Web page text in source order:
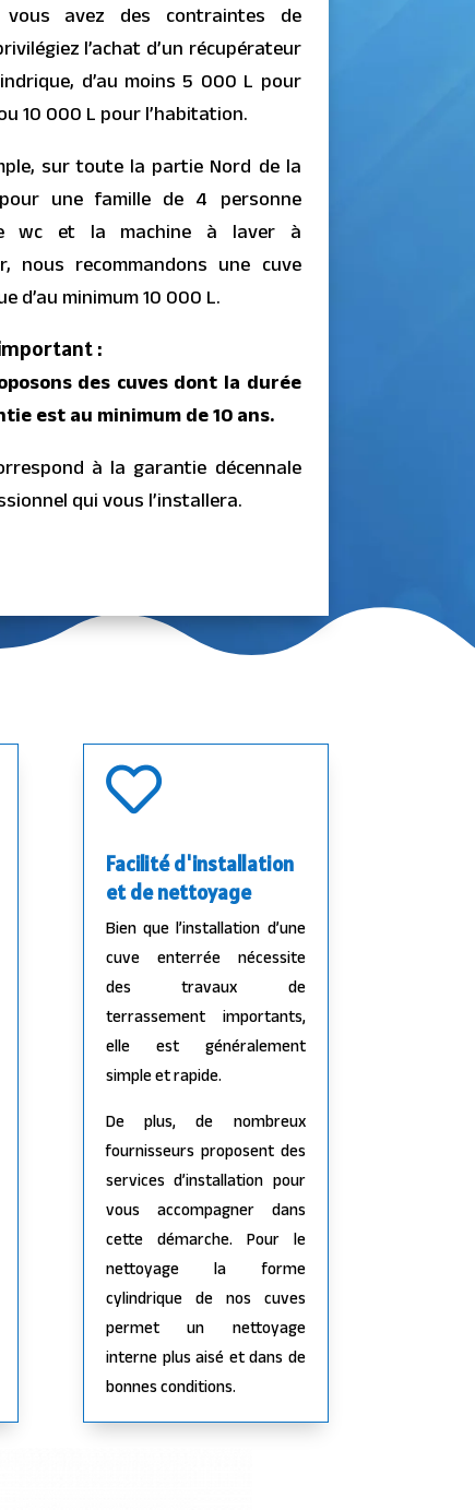
avez des contraintes de
l’achat d’un récupérateur
d’au moins 5 000 L pour
10 000 L pour l’habitation.
sur toute la partie Nord de la
une famille de 4 personne
wc et la machine à laver à
nous recommandons une cuve
d’au minimum 10 000 L.
:
des cuves dont la durée
est au minimum de 10 ans.
à la garantie décennale
qui vous l’installera.

Facilité d'installation
et de nettoyage
Bien que l’installation d’une
cuve enterrée nécessite
des travaux de
terrassement importants,
elle est généralement
simple et rapide.
De plus, de nombreux
fournisseurs proposent des
services d’installation pour
vous accompagner dans
cette démarche. Pour le
nettoyage la forme
cylindrique de nos cuves
permet un nettoyage
interne plus aisé et dans de
bonnes conditions.